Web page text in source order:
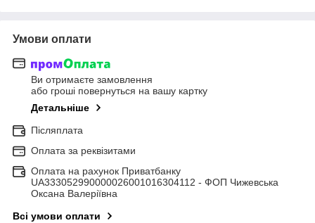
Умови оплати
Ви отримаєте замовлення
або гроші повернуться на вашу картку
Детальніше
Післяплата
Оплата за реквізитами
Оплата на рахунок Приватбанку
UA333052990000026001016304112 - ФОП Чижевська
Оксана Валеріївна
Всі умови оплати